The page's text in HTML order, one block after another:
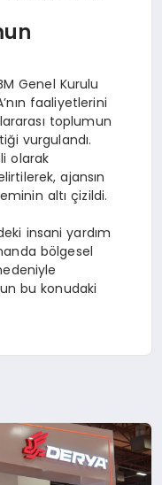
Genel Kurulu
faaliyetlerini
toplumun
vurgulandı.
olarak
ajansın
altı çizildi.
insani yardım
bölgesel
bu konudaki